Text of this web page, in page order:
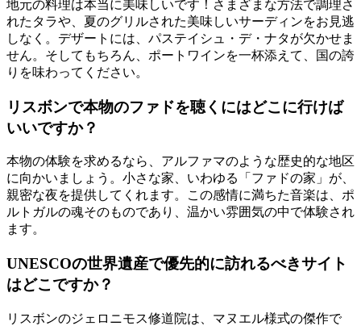
地元の料理は本当に美味しいです！さまざまな方法で調理さ
れたタラや、夏のグリルされた美味しいサーディンをお見逃
しなく。デザートには、パステイシュ・デ・ナタが欠かせま
せん。そしてもちろん、ポートワインを一杯添えて、国の誇
りを味わってください。
リスボンで本物のファドを聴くにはどこに行けば
いいですか？
本物の体験を求めるなら、アルファマのような歴史的な地区
に向かいましょう。小さな家、いわゆる「ファドの家」が、
親密な夜を提供してくれます。この感情に満ちた音楽は、ポ
ルトガルの魂そのものであり、温かい雰囲気の中で体験され
ます。
UNESCOの世界遺産で優先的に訪れるべきサイト
はどこですか？
リスボンのジェロニモス修道院は、マヌエル様式の傑作で